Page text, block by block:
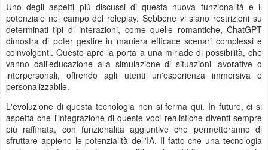
Uno degli aspetti più discussi di questa nuova funzionalità è il
potenziale nel campo del roleplay. Sebbene vi siano restrizioni su
determinati tipi di interazioni, come quelle romantiche, ChatGPT
dimostra di poter gestire in maniera efficace scenari complessi e
coinvolgenti. Questo apre la porta a una miriade di possibilità, che
vanno dall'educazione alla simulazione di situazioni lavorative o
interpersonali, offrendo agli utenti un'esperienza immersiva e
personalizzabile.
L'evoluzione di questa tecnologia non si ferma qui. In futuro, ci si
aspetta che l'integrazione di queste voci realistiche diventi sempre
più raffinata, con funzionalità aggiuntive che permetteranno di
sfruttare appieno le potenzialità dell'IA. Il fatto che una tecnologia